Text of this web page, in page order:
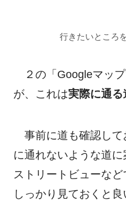
行きたいところ
２の「Googleマッ
が、これは実際に通る
事前に道も確認して
に通れないような道に
ストリートビューな
しっかり見ておくと良